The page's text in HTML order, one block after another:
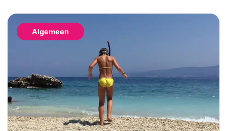
niet helemaal bij jullie past. Wie houdt van
het buitenleven, maar niet wil slepen met
Algemeen